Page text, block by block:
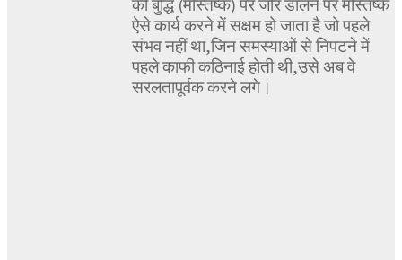
की बुद्धि (मस्तिष्क) पर जोर डालने पर मस्तिष्क
ऐसे कार्य करने में सक्षम हो जाता है जो पहले
संभव नहीं था,जिन समस्याओं से निपटने में
पहले काफी कठिनाई होती थी,उसे अब वे
सरलतापूर्वक करने लगे।